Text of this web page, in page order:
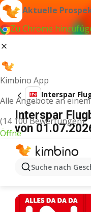
Aktuelle
Zu Chrome
Kimbino App
Alle Angebote an
(14 100 Bewertungen)
Öffne
Suche nach
Interspar
Interspar
von